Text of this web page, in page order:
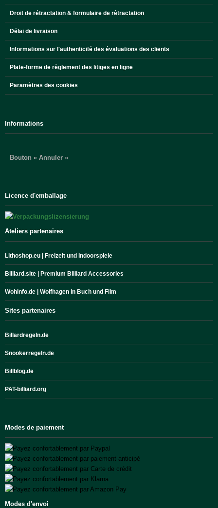
Droit de rétractation & formulaire de rétractation
Délai de livraison
Informations sur l'authenticité des évaluations des clients
Plate-forme de règlement des litiges en ligne
Paramètres des cookies
Informations
Bouton « Annuler »
Licence d'emballage
Ateliers partenaires
Lithoshop.eu | Freizeit und Indoorspiele
Billiard.site | Premium Billiard Accessories
Wohinfo.de | Wolfhagen in Buch und Film
Sites partenaires
Billardregeln.de
Snookerregeln.de
Billblog.de
PAT-billiard.org
Modes de paiement
Modes d'envoi